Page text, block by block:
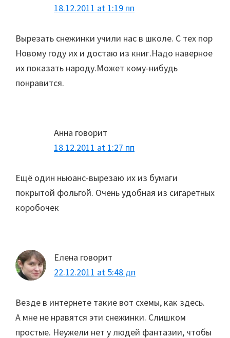
18.12.2011 at 1:19 пп
Вырезать снежинки учили нас в школе. С тех пор
Новому году их и достаю из книг.Надо наверное
их показать народу.Может кому-нибудь
понравится.
Анна говорит
18.12.2011 at 1:27 пп
Ещё один ньюанс-вырезаю их из бумаги
покрытой фольгой. Очень удобная из сигаретных
коробочек
Елена говорит
22.12.2011 at 5:48 дп
Везде в интернете такие вот схемы, как здесь.
А мне не нравятся эти снежинки. Слишком
простые. Неужели нет у людей фантазии, чтобы